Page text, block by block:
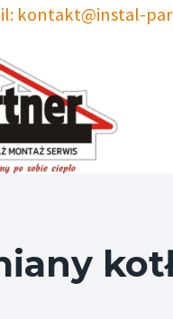
kontakt@instal-